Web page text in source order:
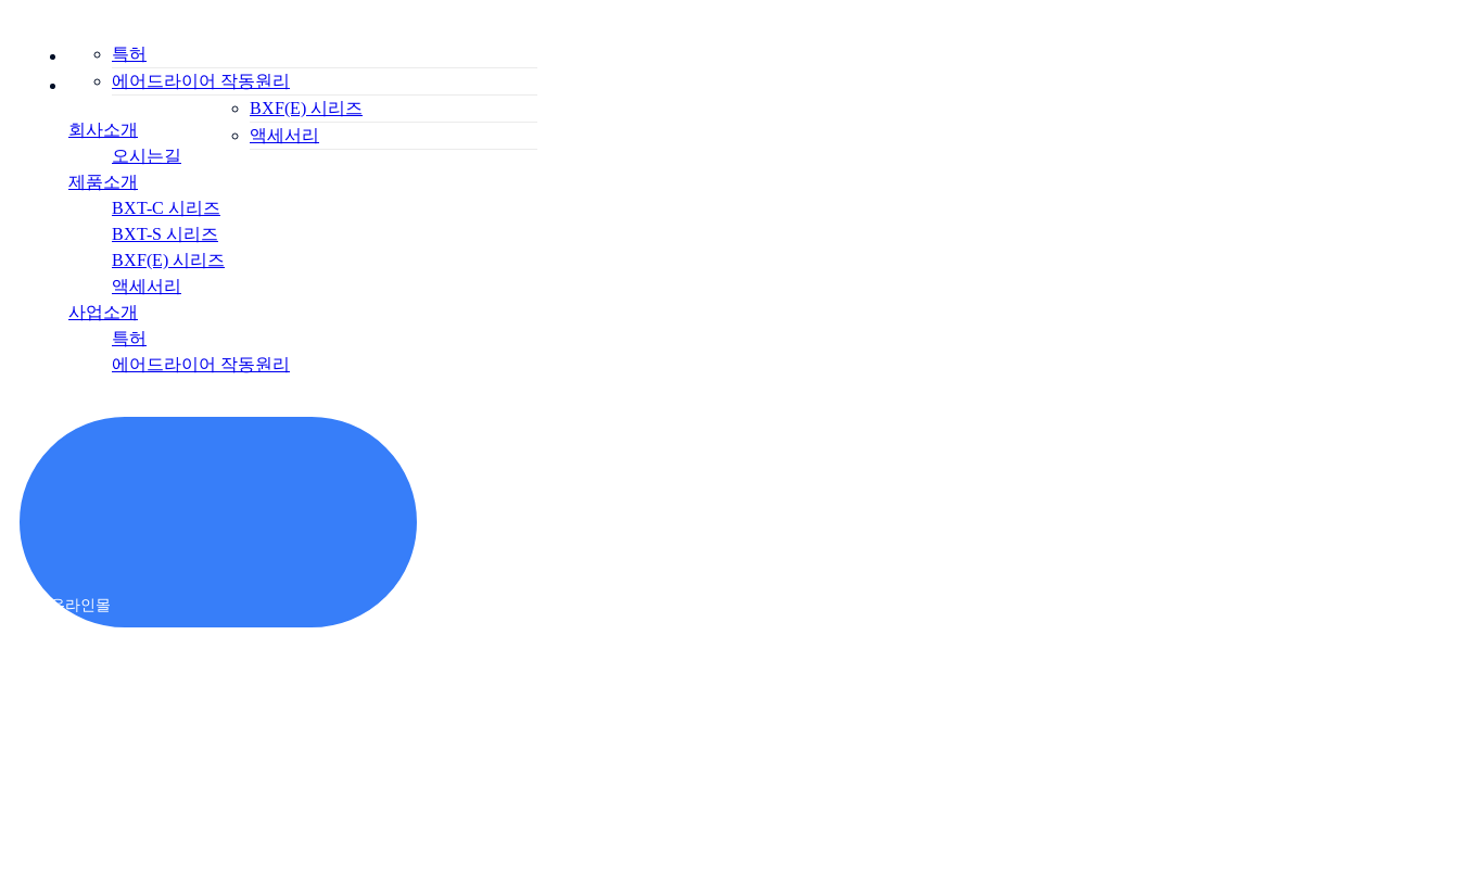
회사소개
오시는길
BXT-S 시리즈
BXF(E) 시리즈
액세서리
사업소개
특허
에어드라이어 작동원리
회사소개
오시는길
제품소개
BXT-C 시리즈
BXT-S 시리즈
BXF(E) 시리즈
액세서리
사업소개
특허
에어드라이어 작동원리
온라인몰